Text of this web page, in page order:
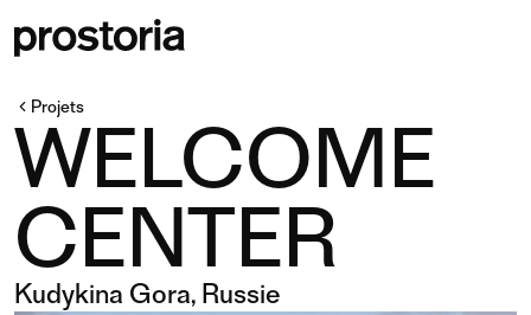
Projets
WELCOME
CENTER
Kudykina Gora, Russie